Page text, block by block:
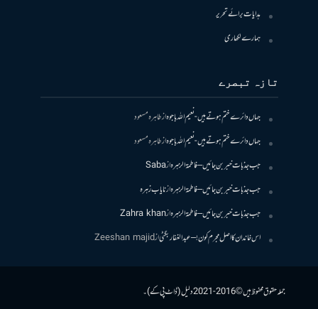
ہدایات برائے تحریر
ہمارے لکھاری
تازہ تبصرے
جہاں دائرے ختم ہوتے ہیں- نعیم اللہ باجوہازطاہرہ مسعود
جہاں دائرے ختم ہوتے ہیں- نعیم اللہ باجوہازطاہرہ مسعود
جب جذبات خبر بن جائیں – فاطمۃالزہرہازSaba
جب جذبات خبر بن جائیں – فاطمۃالزہرہازنایاب زہرہ
جب جذبات خبر بن جائیں – فاطمۃالزہرہازZahra khan
اس خاندان کا اصل مجرم کون! – عبدالغفار بگٹیازZeeshan majid
جملہ حقوق محفوظ ہیں © 2016-2021 دلیل (ڈاٹ پی کے)۔